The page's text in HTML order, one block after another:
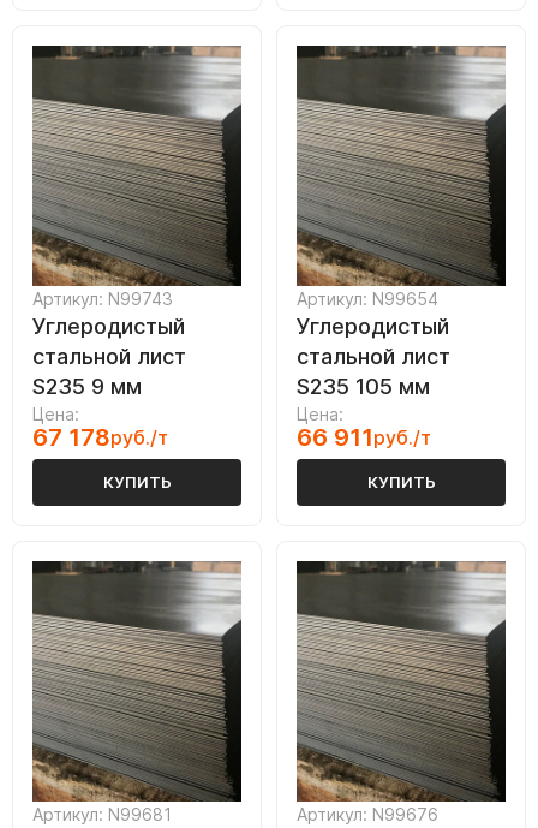
Артикул: N99743
Углеродистый
стальной лист
S235 9 мм
Цена:
67 178руб./т
КУПИТЬ
Артикул: N99654
Углеродистый
стальной лист
S235 105 мм
Цена:
66 911руб./т
КУПИТЬ
Артикул: N99681 Артикул: N99676